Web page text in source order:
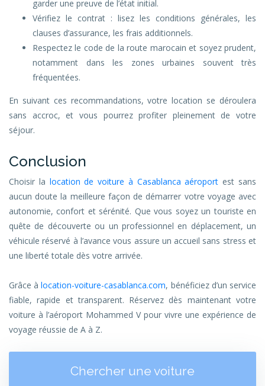
garder une preuve de l’état initial.
Vérifiez le contrat : lisez les conditions générales, les
clauses d’assurance, les frais additionnels.
Respectez le code de la route marocain et soyez prudent,
notamment dans les zones urbaines souvent très
fréquentées.
En suivant ces recommandations, votre location se déroulera
sans accroc, et vous pourrez profiter pleinement de votre
séjour.
Conclusion
Choisir la location de voiture à Casablanca aéroport est sans
aucun doute la meilleure façon de démarrer votre voyage avec
autonomie, confort et sérénité. Que vous soyez un touriste en
quête de découverte ou un professionnel en déplacement, un
véhicule réservé à l’avance vous assure un accueil sans stress et
une liberté totale dès votre arrivée.
Grâce àlocation-voiture-casablanca.com, bénéficiez d’un service
fiable, rapide et transparent. Réservez dès maintenant votre
voiture à l’aéroport Mohammed V pour vivre une expérience de
voyage réussie de A à Z.
Chercher une voiture